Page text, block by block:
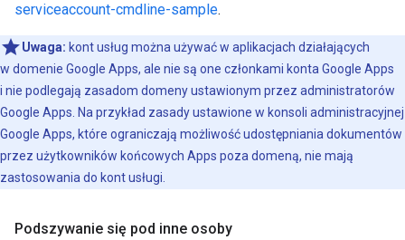
serviceaccount-cmdline-sample.
Uwaga: kont usług można używać w aplikacjach działających
w domenie Google Apps, ale nie są one członkami konta Google Apps
i nie podlegają zasadom domeny ustawionym przez administratorów
Google Apps. Na przykład zasady ustawione w konsoli administracyjnej
Google Apps, które ograniczają możliwość udostępniania dokumentów
przez użytkowników końcowych Apps poza domeną, nie mają
zastosowania do kont usługi.
Podszywanie się pod inne osoby